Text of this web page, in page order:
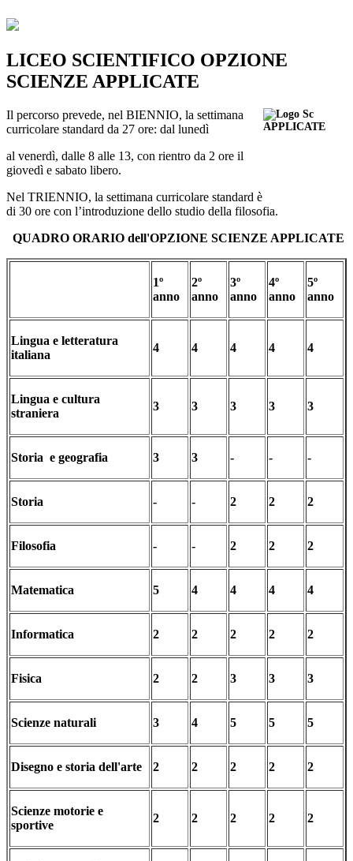
LICEO SCIENTIFICO OPZIONE
SCIENZE APPLICATE
Il percorso prevede, nel BIENNIO, la settimana
curricolare standard da 27 ore: dal lunedì
al venerdì, dalle 8 alle 13, con rientro da 2 ore il
giovedì e sabato libero.
Nel TRIENNIO, la settimana curricolare standard è
di 30 ore con l’introduzione dello studio della filosofia.
QUADRO ORARIO dell'OPZIONE SCIENZE APPLICATE
1º
anno
2º
anno
3º
anno
4º
anno
5º
anno
Lingua e letteratura
italiana
4 4 4 4 4
Lingua e cultura
straniera
3 3 3 3 3
Storia e geografia 3 3 - - -
Storia - - 2 2 2
Filosofia - - 2 2 2
Matematica 5 4 4 4 4
Informatica 2 2 2 2 2
Fisica 2 2 3 3 3
Scienze naturali 3 4 5 5 5
Disegno e storia dell'arte 2 2 2 2 2
Scienze motorie e
sportive
2 2 2 2 2